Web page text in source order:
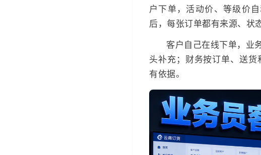
户下单，活动价、等级价
后，每张订单都有来源、状
客户自己在线下单，业
头补充；财务按订单、送
有依据。